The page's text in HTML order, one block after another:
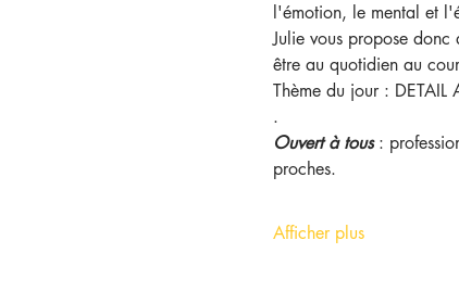
l'émotion, le mental et
Julie vous propose donc
être au quotidien au
Thème du jour : DETAIL
.
Ouvert à tous :
proches.
Afficher plus